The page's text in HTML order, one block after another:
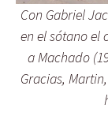
Con Gabriel
en el sótano el
a Machado
Gracias,